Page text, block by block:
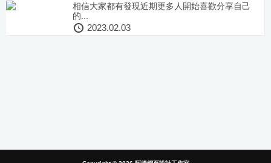
相信大家都有發現近期更多人開始喜歡分享自己
的...
2023.02.03